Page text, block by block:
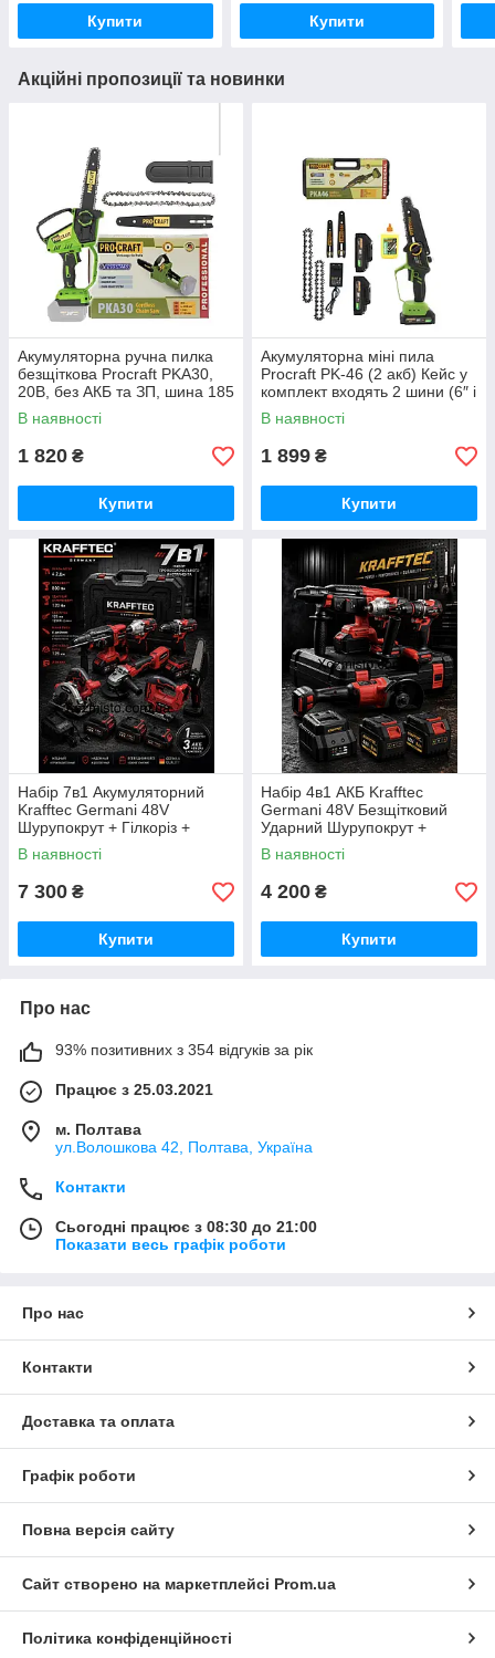
Купити Купити
Акційні пропозиції та новинки
Акумуляторна ручна пилка
безщіткова Procraft PKA30,
20В, без АКБ та ЗП, шина 185
мм Німеччина
В наявності
1 820 ₴
Купити
Акумуляторна міні пила
Procraft PK-46 (2 акб) Кейс у
комплект входять 2 шини (6″ і
8″) та 2 ланцюги
В наявності
1 899 ₴
Купити
Набір 7в1 Акумуляторний
Krafftec Germani 48V
Шурупокрут + Гілкоріз +
Болгарка + Перф + Гайковерт
+ Циркулярна + лобзик/
Червоний
В наявності
7 300 ₴
Купити
Набір 4в1 АКБ Krafftec
Germani 48V Безщітковий
Ударний Шурупокрут +
Перфоратор + Болгарка +
Гайковерт Набір 4в1
Німеччина Червоний
В наявності
4 200 ₴
Купити
Про нас
93% позитивних з 354 відгуків за рік
Працює з 25.03.2021
м. Полтава
ул.Волошкова 42, Полтава, Україна
Контакти
Сьогодні працює з 08:30 до 21:00
Показати весь графік роботи
Про нас
Контакти
Доставка та оплата
Графік роботи
Повна версія сайту
Сайт створено на маркетплейсі Prom.ua
Політика конфіденційності